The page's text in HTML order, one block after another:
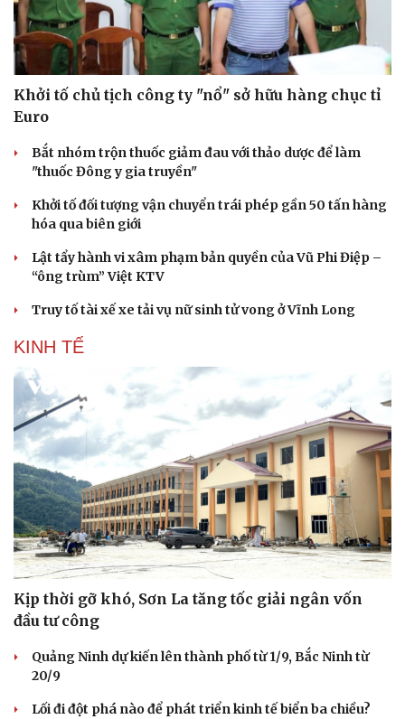
Du lịch
Tư vấn
Săn Tour
check-in
Câu chuyện thời sự
Đọc truyện đêm khuya
Kể chuyện cho bé
Khởi tố chủ tịch công ty "nổ" sở hữu hàng chục tỉ
Euro
Bắt nhóm trộn thuốc giảm đau với thảo dược để làm
"thuốc Đông y gia truyền"
Khởi tố đối tượng vận chuyển trái phép gần 50 tấn hàng
hóa qua biên giới
Lật tẩy hành vi xâm phạm bản quyền của Vũ Phi Điệp –
“ông trùm” Việt KTV
Truy tố tài xế xe tải vụ nữ sinh tử vong ở Vĩnh Long
KINH TẾ
Kịp thời gỡ khó, Sơn La tăng tốc giải ngân vốn
đầu tư công
Quảng Ninh dự kiến lên thành phố từ 1/9, Bắc Ninh từ
20/9
Lối đi đột phá nào để phát triển kinh tế biển ba chiều?